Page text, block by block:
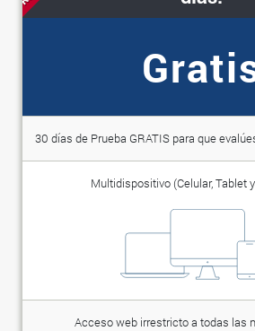
30 días de Prueba GRATIS para que
Multidispositivo (Celular, Tablet
Acceso web irrestricto a todas las